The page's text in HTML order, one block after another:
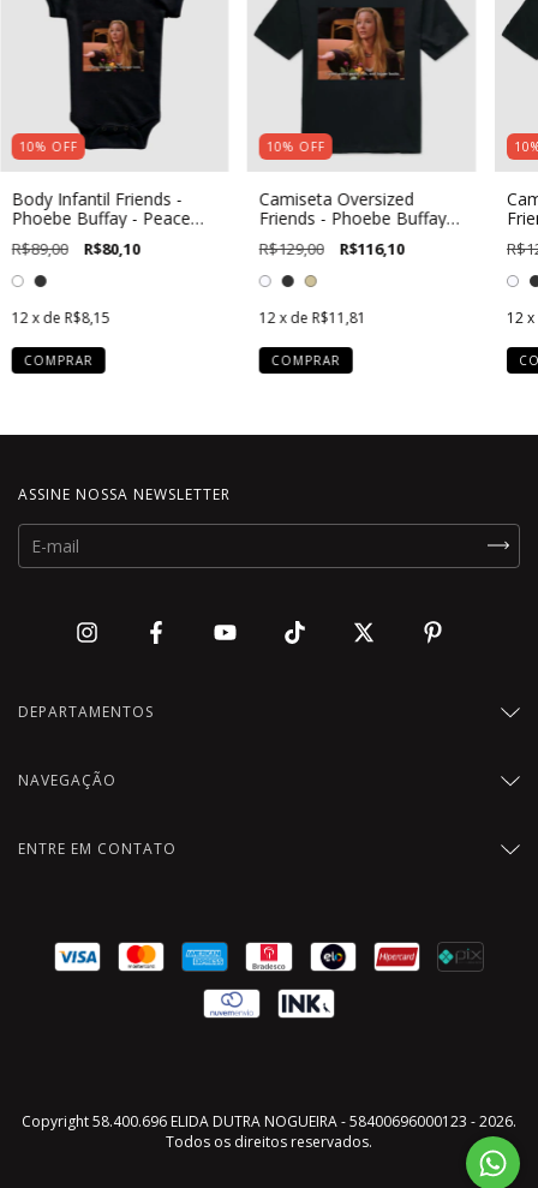
10% OFF
Body Infantil Friends -
Phoebe Buffay - Peace
R$89,00 R$80,10
12x de R$8,15
COMPRAR
10% OFF
Camiseta Oversized
Friends - Phoebe Buffay -
R$129,00 R$116,10
12x de R$11,81
COMPRAR
10
12
ASSINE NOSSA NEWSLETTER
DEPARTAMENTOS
NAVEGAÇÃO
ENTRE EM CONTATO
Copyright 58.400.696 ELIDA DUTRA NOGUEIRA - 58400696000123 - 2026.
Todos os direitos reservados.